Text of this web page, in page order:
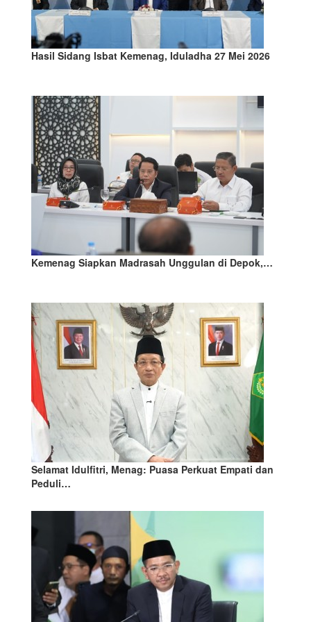
Hasil Sidang Isbat Kemenag, Iduladha 27 Mei 2026
Kemenag Siapkan Madrasah Unggulan di Depok,…
Selamat Idulfitri, Menag: Puasa Perkuat Empati dan
Peduli…